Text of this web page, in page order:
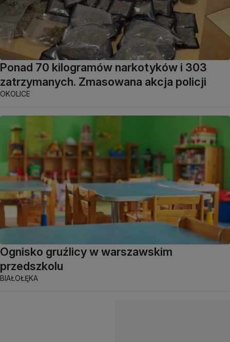
Ponad 70 kilogramów narkotyków i 303
zatrzymanych. Zmasowana akcja policji
OKOLICE
Ognisko gruźlicy w warszawskim
przedszkolu
BIAŁOŁĘKA